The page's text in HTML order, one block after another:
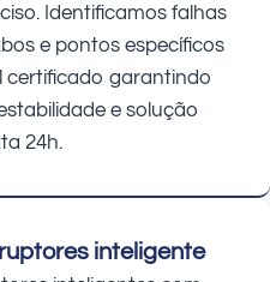
Identificamos falhas
e pontos específicos
certificado garantindo
e solução
24h.
inteligente